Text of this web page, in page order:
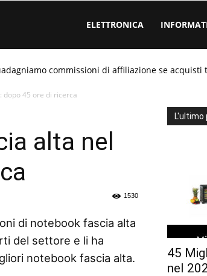
ELETTRONICA
commissioni di affiliazione se acquisti
dopo 45 ore di ricerca
alta nel
1530
di notebook fascia alta
del settore e li ha
notebook fascia alta.
L'ultimo
45
nel